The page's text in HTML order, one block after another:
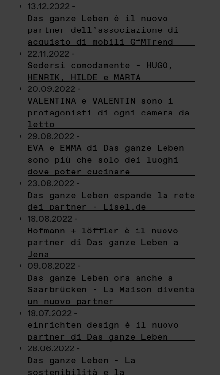
13.12.2022 -
Das ganze Leben è il nuovo
partner dell’associazione di
acquisto di mobili GfMTrend
22.11.2022 -
Sedersi comodamente – HUGO,
HENRIK, HILDE e MARTA
20.09.2022 -
VALENTINA e VALENTIN sono i
protagonisti di ogni camera da
letto
29.08.2022 -
EVA e EMMA di Das ganze Leben
sono più che solo dei luoghi
dove poter cucinare
23.08.2022 -
Das ganze Leben espande la rete
dei partner - Lisel.de
18.08.2022 -
Hofmann + löffler è il nuovo
partner di Das ganze Leben a
Jena
09.08.2022 -
Das ganze Leben ora anche a
Saarbrücken - La Maison diventa
un nuovo partner
18.07.2022 -
einrichten design è il nuovo
partner di Das ganze Leben
28.06.2022 -
Das ganze Leben - La
sostenibilità e la